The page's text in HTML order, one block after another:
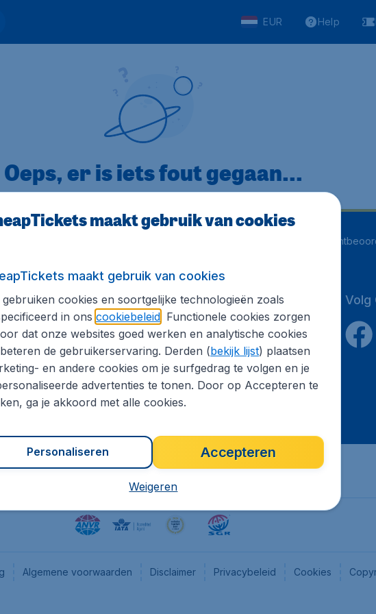
EUR Help
Oeps, er is iets fout gegaan...
informatie
pers
Internationale sites
CheapTickets.be
Flugladen.de
CheapTickets.ch
CheapTickets.sg
Volg
Algemene voorwaarden Disclaimer Privacybeleid Cookies
maakt gebruik van cookies
maakt gebruik van cookies
gebruiken cookies en soortgelijke technologieën zoals
in ons cookiebeleid. Functionele cookies zorgen
dat onze websites goed werken en analytische cookies
de gebruikerservaring. Derden (bekijk lijst) plaatsen
en andere cookies om je surfgedrag te volgen en je
advertenties te tonen. Door op Accepteren te
ga je akkoord met alle cookies.
Accepteren
Personaliseren
Weigeren